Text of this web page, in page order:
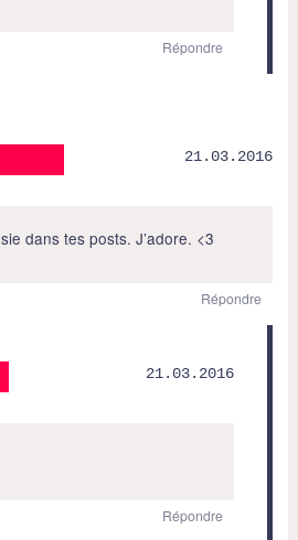
Répondre
21.03.2016
dans tes posts. J’adore. <3
Répondre
21.03.2016
Répondre